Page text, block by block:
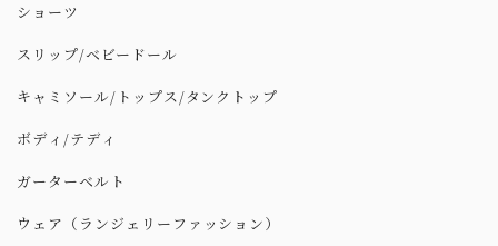
ショーツ
スリップ/ベビードール
キャミソール/トップス/タンクトップ
ボディ/テディ
ガーターベルト
ウェア（ランジェリーファッション）